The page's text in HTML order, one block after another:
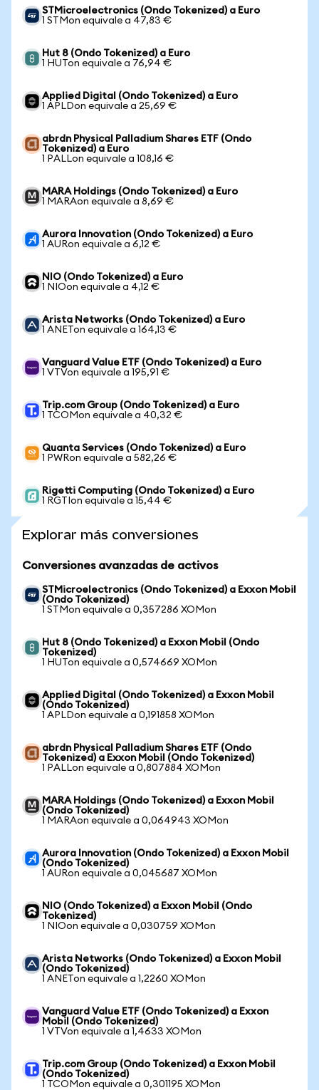
STMicroelectronics (Ondo Tokenized) a Euro
1 STMon equivale a 47,83 €
Hut 8 (Ondo Tokenized) a Euro
1 HUTon equivale a 76,94 €
Applied Digital (Ondo Tokenized) a Euro
1 APLDon equivale a 25,69 €
abrdn Physical Palladium Shares ETF (Ondo
Tokenized) a Euro
1 PALLon equivale a 108,16 €
MARA Holdings (Ondo Tokenized) a Euro
1 MARAon equivale a 8,69 €
Aurora Innovation (Ondo Tokenized) a Euro
1 AURon equivale a 6,12 €
NIO (Ondo Tokenized) a Euro
1 NIOon equivale a 4,12 €
Arista Networks (Ondo Tokenized) a Euro
1 ANETon equivale a 164,13 €
Vanguard Value ETF (Ondo Tokenized) a Euro
1 VTVon equivale a 195,91 €
Trip.com Group (Ondo Tokenized) a Euro
1 TCOMon equivale a 40,32 €
Quanta Services (Ondo Tokenized) a Euro
1 PWRon equivale a 582,26 €
Rigetti Computing (Ondo Tokenized) a Euro
1 RGTIon equivale a 15,44 €
Explorar más conversiones
Conversiones avanzadas de activos
STMicroelectronics (Ondo Tokenized) a Exxon Mobil
(Ondo Tokenized)
1 STMon equivale a 0,357286 XOMon
Hut 8 (Ondo Tokenized) a Exxon Mobil (Ondo
Tokenized)
1 HUTon equivale a 0,574669 XOMon
Applied Digital (Ondo Tokenized) a Exxon Mobil
(Ondo Tokenized)
1 APLDon equivale a 0,191858 XOMon
abrdn Physical Palladium Shares ETF (Ondo
Tokenized) a Exxon Mobil (Ondo Tokenized)
1 PALLon equivale a 0,807884 XOMon
MARA Holdings (Ondo Tokenized) a Exxon Mobil
(Ondo Tokenized)
1 MARAon equivale a 0,064943 XOMon
Aurora Innovation (Ondo Tokenized) a Exxon Mobil
(Ondo Tokenized)
1 AURon equivale a 0,045687 XOMon
NIO (Ondo Tokenized) a Exxon Mobil (Ondo
Tokenized)
1 NIOon equivale a 0,030759 XOMon
Arista Networks (Ondo Tokenized) a Exxon Mobil
(Ondo Tokenized)
1 ANETon equivale a 1,2260 XOMon
Vanguard Value ETF (Ondo Tokenized) a Exxon
Mobil (Ondo Tokenized)
1 VTVon equivale a 1,4633 XOMon
Trip.com Group (Ondo Tokenized) a Exxon Mobil
(Ondo Tokenized)
1 TCOMon equivale a 0,301195 XOMon